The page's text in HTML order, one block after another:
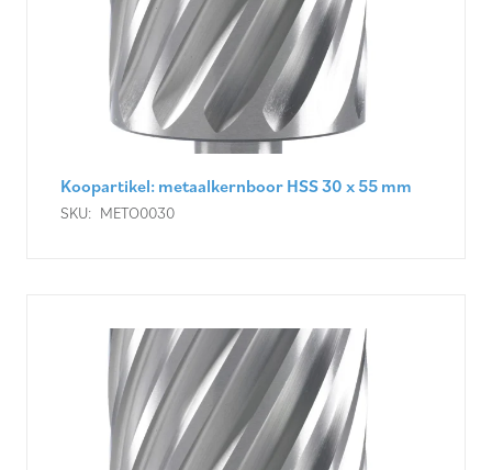
Koopartikel: metaalkernboor HSS 30 x 55 mm
SKU: METO0030